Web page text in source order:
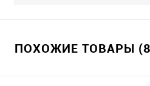
ПОХОЖИЕ ТОВАРЫ